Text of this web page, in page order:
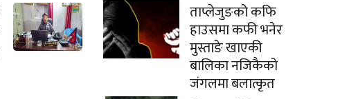
ताप्लेजुङको कफि
हाउसमा कफी भनेर
मुस्ताङे खाएकी
बालिका नजिकैको
जंगलमा बलात्कृत